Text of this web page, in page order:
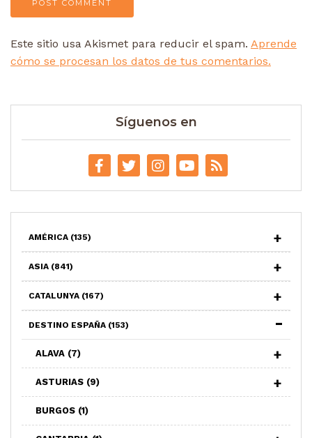
Este sitio usa Akismet para reducir el spam. Aprende
cómo se procesan los datos de tus comentarios.
Síguenos en
AMÉRICA (135)
ASIA (841)
CATALUNYA (167)
DESTINO ESPAÑA (153)
ALAVA (7)
ASTURIAS (9)
BURGOS (1)